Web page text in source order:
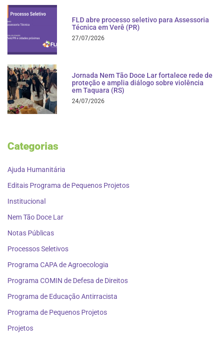
FLD abre processo seletivo para Assessoria
Técnica em Verê (PR)
27/07/2026
Jornada Nem Tão Doce Lar fortalece rede de
proteção e amplia diálogo sobre violência
em Taquara (RS)
24/07/2026
Categorias
Ajuda Humanitária
Editais Programa de Pequenos Projetos
Institucional
Nem Tão Doce Lar
Notas Públicas
Processos Seletivos
Programa CAPA de Agroecologia
Programa COMIN de Defesa de Direitos
Programa de Educação Antirracista
Programa de Pequenos Projetos
Projetos